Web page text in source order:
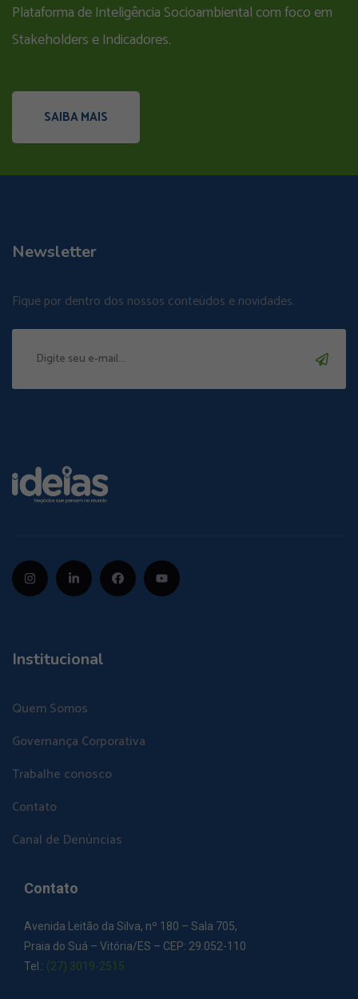
Plataforma de Inteligência Socioambiental com foco em
Stakeholders e Indicadores.
SAIBA MAIS
Newsletter
Fique por dentro dos nossos conteúdos e novidades.
Institucional
Quem Somos
Governança Corporativa
Trabalhe conosco
Contato
Canal de Denúncias
Contato
Avenida Leitão da Silva, nº 180 – Sala 705,
Praia do Suá – Vitória/ES – CEP: 29.052-110
Tel.: (27) 3019-2515